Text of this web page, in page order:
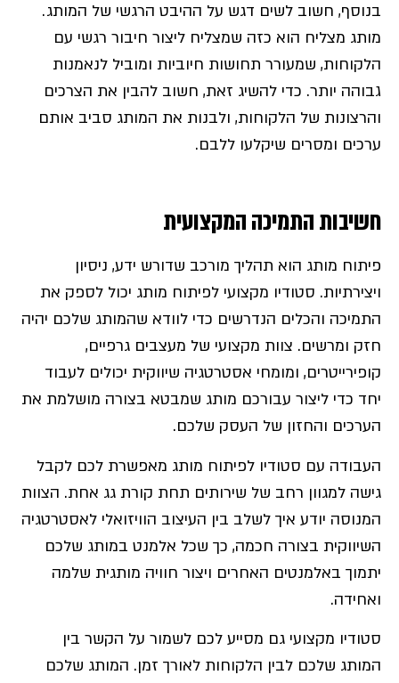
בנוסף, חשוב לשים דגש על ההיבט הרגשי של המותג.
מותג מצליח הוא כזה שמצליח ליצור חיבור רגשי עם
הלקוחות, שמעורר תחושות חיוביות ומוביל לנאמנות
גבוהה יותר. כדי להשיג זאת, חשוב להבין את הצרכים
והרצונות של הלקוחות, ולבנות את המותג סביב אותם
ערכים ומסרים שיקלעו ללבם.
חשיבות התמיכה המקצועית
פיתוח מותג הוא תהליך מורכב שדורש ידע, ניסיון
ויצירתיות. סטודיו מקצועי לפיתוח מותג יכול לספק את
התמיכה והכלים הנדרשים כדי לוודא שהמותג שלכם יהיה
חזק ומרשים. צוות מקצועי של מעצבים גרפיים,
קופירייטרים, ומומחי אסטרטגיה שיווקית יכולים לעבוד
יחד כדי ליצור עבורכם מותג שמבטא בצורה מושלמת את
הערכים והחזון של העסק שלכם.
העבודה עם סטודיו לפיתוח מותג מאפשרת לכם לקבל
גישה למגוון רחב של שירותים תחת קורת גג אחת. הצוות
המנוסה יודע איך לשלב בין העיצוב הוויזואלי לאסטרטגיה
השיווקית בצורה חכמה, כך שכל אלמנט במותג שלכם
יתמוך באלמנטים האחרים ויצור חוויה מותגית שלמה
ואחידה.
סטודיו מקצועי גם מסייע לכם לשמור על הקשר בין
המותג שלכם לבין הלקוחות לאורך זמן. המותג שלכם